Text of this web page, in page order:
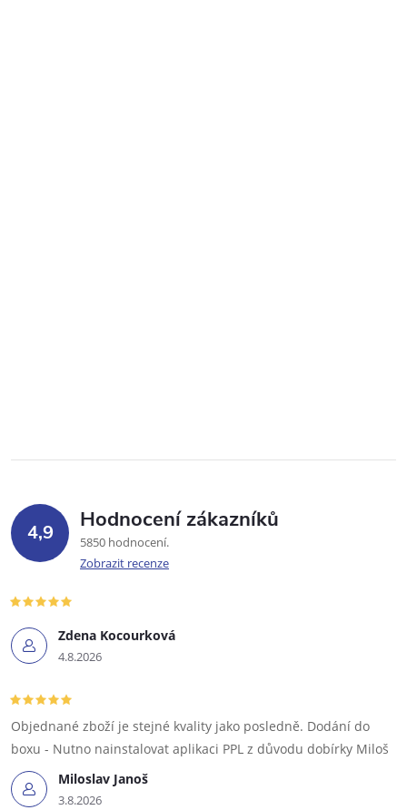
4,9 Hodnocení zákazníků
5850 hodnocení
Zobrazit recenze
Zdena Kocourková
4.8.2026
Miloslav Janoš
3.8.2026
Objednané zboží je stejné kvality jako posledně. Dodání do
boxu - Nutno nainstalovat aplikaci PPL z důvodu dobírky Miloš